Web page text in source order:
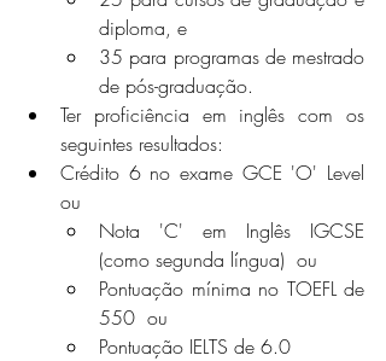
diploma, e
35 para programas de mestrado
de pós-graduação.
Ter proficiência em inglês com os
seguintes resultados:
Crédito 6 no exame GCE 'O' Level
ou
Nota 'C' em Inglês IGCSE
(como segunda língua)  ou
Pontuação mínima no TOEFL de
550  ou
Pontuação IELTS de 6.0